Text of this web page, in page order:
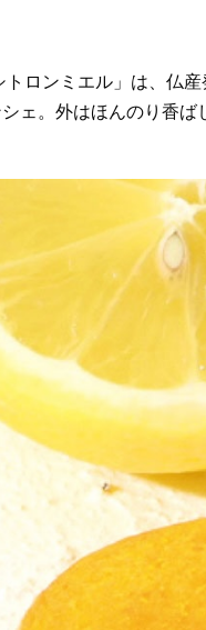
トロンミエル」は、仏
ェ。外はほんのり香